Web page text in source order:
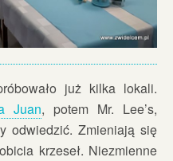
już kilka lokali.
Juan, potem Mr. Lee’s,
odwiedzić. Zmieniają się
krzeseł. Niezmienne